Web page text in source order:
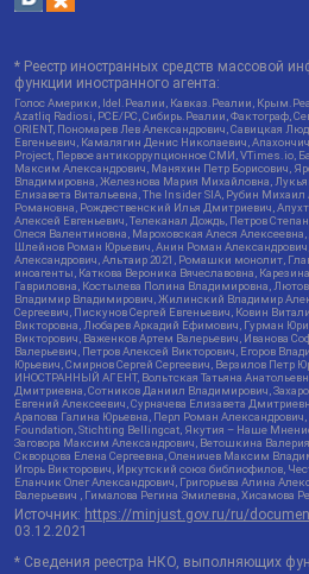
* Реестр иностранных средств массовой
функции иностранного агента:
Голос Америки, Idel.Реалии, Кавказ.Реалии,
Azatliq Radiosi, PCE/PC, Сибирь.Реалии, Фактограф,
ORIENT, Пономарев Лев Александрович, Савицкая
Евгеньевич, Камалягин Денис Николаевич,
Project, Первое антикоррупционное СМИ, VTimes.io,
Максим Александрович, Маняхин Петр Борисович,
Владимировна, Железнова Мария Михайловна,
Елизавета Витальевна, The Insider SIA, Рубин
Романовна, Рождественский Илья Дмитриевич,
Алексей Евгеньевич, Телеканал Дождь, Петров
Олеся Валентиновна, Мароховская Алеся
Шлейнов Роман Юрьевич, Анин Роман
Александрович, Альтаир 2021, Ромашки монолит,
иноагенты, Каткова Вероника Вячеславовна,
Гавриловна, Костылева Полина Владимировна,
Владимир Владимирович, Жилинский Владимир
Сергеевич, Пискунов Сергей Евгеньевич, Ковин
Викторовна, Любарев Аркадий Ефимович, Гурман
Викторович, Важенков Артем Валерьевич, Иванова
Валерьевич, Петров Алексей Викторович, Егоров
Юрьевич, Смирнов Сергей Сергеевич, Верзилов Петр
ИНОСТРАННЫЙ АГЕНТ, Вольтская Татьяна
Дмитриевна, Сотников Даниил Владимирович,
Евгений Алексеевич, Сурначева Елизавета
Арапова Галина Юрьевна, Перл Роман
Foundation, Stichting Bellingcat, Якутия – Наше
Заговора Максим Александрович, Ветошкина
Скворцова Елена Сергеевна, Оленичев Максим
Игорь Викторович, Иркутский союз библиофилов,
Еланчик Олег Александрович, Григорьева Алина
Валерьевич , Гималова Регина Эмилевна, Хисамова
Источник: https://minjust.gov.ru/ru/
03.12.2021
* Сведения реестра НКО, выполняющих